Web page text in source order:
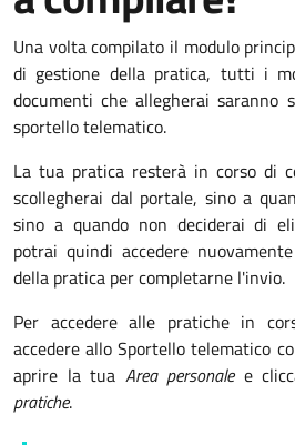
Una volta compilato il modulo
di gestione della pratica, tutti i
documenti che allegherai saranno
sportello telematico.
La tua pratica resterà in corso di
scollegherai dal portale, sino a
sino a quando non deciderai di
potrai quindi accedere
della pratica per completarne l'invio.
Per accedere alle pratiche in
accedere allo Sportello telematico
aprire la tua Area personalee
pratiche.